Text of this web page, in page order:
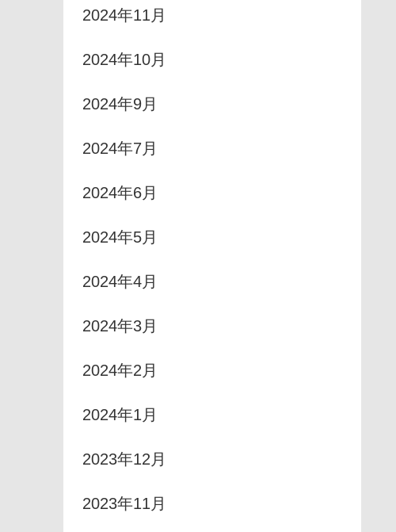
2024年11月
2024年10月
2024年9月
2024年7月
2024年6月
2024年5月
2024年4月
2024年3月
2024年2月
2024年1月
2023年12月
2023年11月